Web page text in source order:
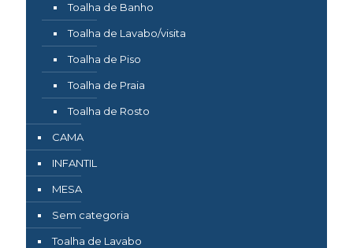
Toalha de Banho
Toalha de Lavabo/visita
Toalha de Piso
Toalha de Praia
Toalha de Rosto
CAMA
INFANTIL
MESA
Sem categoria
Toalha de Lavabo